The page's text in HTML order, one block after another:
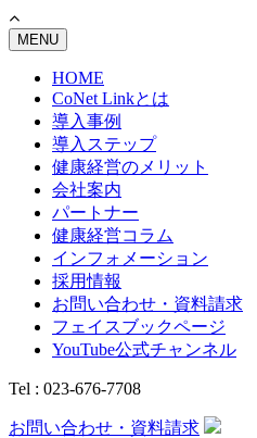
MENU
HOME
CoNet Linkとは
導入事例
導入ステップ
健康経営のメリット
会社案内
パートナー
健康経営コラム
インフォメーション
採用情報
お問い合わせ・資料請求
フェイスブックページ
YouTube公式チャンネル
Tel : 023-676-7708
お問い合わせ・資料請求